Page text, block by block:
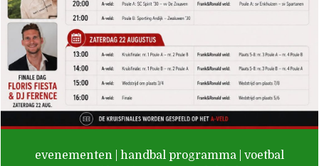
De Valken
evenementen handbal programma
voetbal